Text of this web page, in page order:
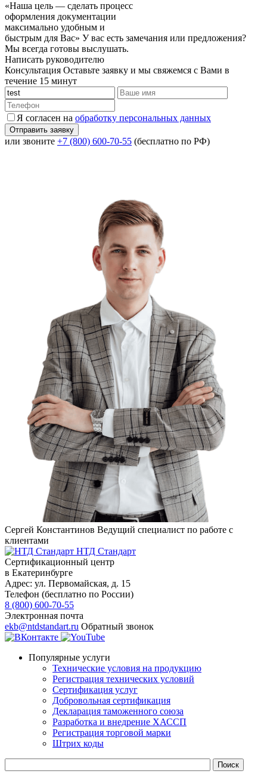
«Наша цель — сделать процесс
оформления документации
максимально удобным и
быстрым для Вас» У вас есть замечания или предложения?
Мы всегда готовы выслушать.
Написать руководителю
Консультация Оставьте заявку и мы свяжемся с Вами в
течение 15 минут
Я согласен на обработку персональных данных
или звоните +7 (800) 600-70-55 (бесплатно по РФ)
Сергей Константинов Ведущий специалист по работе с
клиентами
НТД Стандарт
Сертификационный центр
в Екатеринбурге
Адрес: ул. Первомайская, д. 15
Телефон (бесплатно по России)
8 (800) 600-70-55
Электронная почта
ekb@ntdstandart.ru Обратный звонок
Популярные услуги
Технические условия на продукцию
Регистрация технических условий
Сертификация услуг
Добровольная сертификация
Декларация таможенного союза
Разработка и внедрение ХАССП
Регистрация торговой марки
Штрих коды